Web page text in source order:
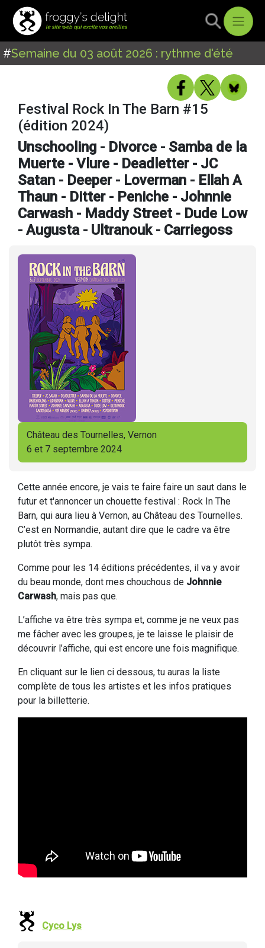
#Semaine du 03 août 2026 : rythme d'été
Festival Rock In The Barn #15
(édition 2024)
Unschooling - Divorce - Samba de la
Muerte - Vlure - Deadletter - JC
Satan - Deeper - Loverman - Ellah A
Thaun - Ditter - Peniche - Johnnie
Carwash - Maddy Street - Dude Low
- Augusta - Ultranouk - Carriegoss
Château des Tournelles, Vernon
6 et 7 septembre 2024
Cette année encore, je vais te faire faire un saut dans le
futur et t'annoncer un chouette festival : Rock In The
Barn, qui aura lieu à Vernon, au Château des Tournelles.
C’est en Normandie, autant dire que le cadre va être
plutôt très sympa.
Comme pour les 14 éditions précédentes, il va y avoir
du beau monde, dont mes chouchous de Johnnie
Carwash, mais pas que.
L’affiche va être très sympa et, comme je ne veux pas
me fâcher avec les groupes, je te laisse le plaisir de
découvrir l’affiche, qui est encore une fois magnifique.
En cliquant sur le lien ci dessous, tu auras la liste
complète de tous les artistes et les infos pratiques
pour la billetterie.
Cyco Lys